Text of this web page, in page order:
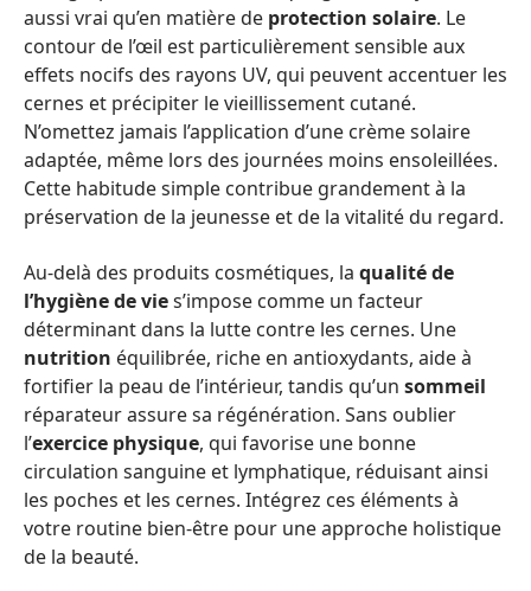
aussi vrai qu’en matière de protection solaire. Le
contour de l’œil est particulièrement sensible aux
effets nocifs des rayons UV, qui peuvent accentuer les
cernes et précipiter le vieillissement cutané.
N’omettez jamais l’application d’une crème solaire
adaptée, même lors des journées moins ensoleillées.
Cette habitude simple contribue grandement à la
préservation de la jeunesse et de la vitalité du regard.
Au-delà des produits cosmétiques, la qualité de
l’hygiène de vies’impose comme un facteur
déterminant dans la lutte contre les cernes. Une
nutrition équilibrée, riche en antioxydants, aide à
fortifier la peau de l’intérieur, tandis qu’un sommeil
réparateur assure sa régénération. Sans oublier
l’exercice physique, qui favorise une bonne
circulation sanguine et lymphatique, réduisant ainsi
les poches et les cernes. Intégrez ces éléments à
votre routine bien-être pour une approche holistique
de la beauté.